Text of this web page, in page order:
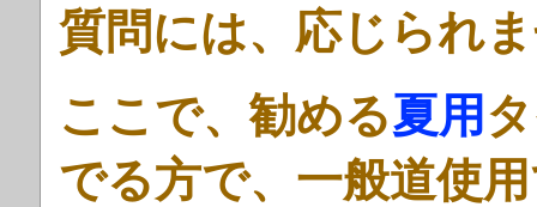
質問には、応じられ
ここで、勧める夏用
でる方で、一般道使